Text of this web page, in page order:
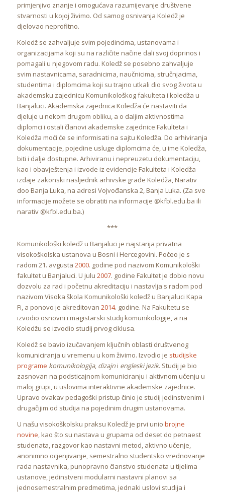
primjenjivo znanje i omogućava razumijevanje društvene
stvarnosti u kojoj živimo. Od samog osnivanja Koledž je
djelovao neprofitno.
Koledž se zahvaljuje svim pojedincima, ustanovama i
organizacijama koji su na različite načine dali svoj doprinos i
pomagali u njegovom radu. Koledž se posebno zahvaljuje
svim nastavnicama, saradnicima, naučnicima, stručnjacima,
studentima i diplomcima koji su trajno utkali dio svog života u
akademsku zajednicu Komunikološkog fakulteta i koledža u
Banjaluci. Akademska zajednica Koledža će nastaviti da
djeluje u nekom drugom obliku, a o daljim aktivnostima
diplomci i ostali članovi akademske zajednice Fakulteta i
Koledža moći će se informisati na sajtu Koledža. Do arhiviranja
dokumentacije, pojedine usluge diplomcima će, u ime Koledža,
biti i dalje dostupne. Arhiviranu i nepreuzetu dokumentaciju,
kao i obavještenja i izvode iz evidencije Fakulteta i Koledža
izdaje zakonski nasljednik arhivske građe Koledža, Narativ
doo Banja Luka, na adresi Vojvođanska 2, Banja Luka. (Za sve
informacije možete se obratiti na informacije @kfbl.edu.ba ili
narativ @kfbl.edu.ba.)
***
Komunikološki koledž u Banjaluci je najstarija privatna
visokoškolska ustanova u Bosni i Hercegovini. Počeo je s
radom 21. avgusta 2000. godine pod nazivom Komunikološki
fakultet u Banjaluci. U julu 2007. godine Fakultet je dobio novu
dozvolu za rad i početnu akreditaciju i nastavlja s radom pod
nazivom Visoka škola Komunikološki koledž u Banjaluci Kapa
Fi, a ponovo je akreditovan 2014. godine. Na Fakultetu se
izvodio osnovni i magistarski studij komunikologije, a na
Koledžu se izvodio studij prvog ciklusa.
Koledž se bavio izučavanjem ključnih oblasti društvenog
komuniciranja u vremenu u kom živimo. Izvodio je studijske
programe komunikologija, dizajni engleski jezik. Studij je bio
zasnovan na podsticajnom komuniciranju i aktivnom učenju u
maloj grupi, u uslovima interaktivne akademske zajednice.
Upravo ovakav pedagoški pristup činio je studij jedinstvenim i
drugačijim od studija na pojedinim drugim ustanovama.
U našu visokoškolsku praksu Koledž je prvi unio brojne
novine, kao što su nastava u grupama od deset do petnaest
studenata, razgovor kao nastavni metod, aktivno učenje,
anonimno ocjenjivanje, semestralno studentsko vrednovanje
rada nastavnika, punopravno članstvo studenata u tijelima
ustanove, jedinstveni modularni nastavni planovi sa
jednosemestralnim predmetima, jednaki uslovi studija i